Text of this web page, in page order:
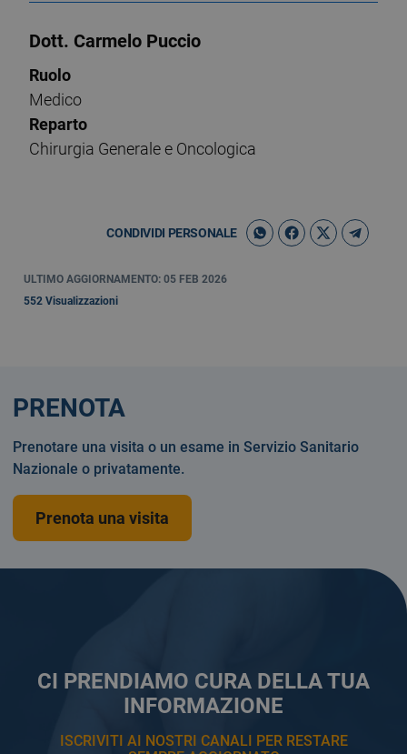
Dott. Carmelo Puccio
Ruolo
Medico
Reparto
Chirurgia Generale e Oncologica
CONDIVIDI PERSONALE
ULTIMO AGGIORNAMENTO: 05 FEB 2026
552 Visualizzazioni
CI PRENDIAMO CURA DELLA TUA
INFORMAZIONE
ISCRIVITI AI NOSTRI CANALI PER RESTARE
PRENOTA
Prenotare una visita o un esame in Servizio Sanitario
Nazionale o privatamente.
Prenota una visita